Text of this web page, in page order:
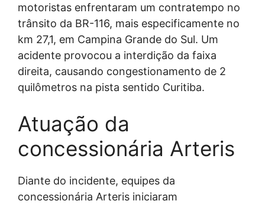
motoristas enfrentaram um contratempo no
trânsito da BR-116, mais especificamente no
km 27,1, em Campina Grande do Sul. Um
acidente provocou a interdição da faixa
direita, causando congestionamento de 2
quilômetros na pista sentido Curitiba.
Atuação da
concessionária Arteris
Diante do incidente, equipes da
concessionária Arteris iniciaram